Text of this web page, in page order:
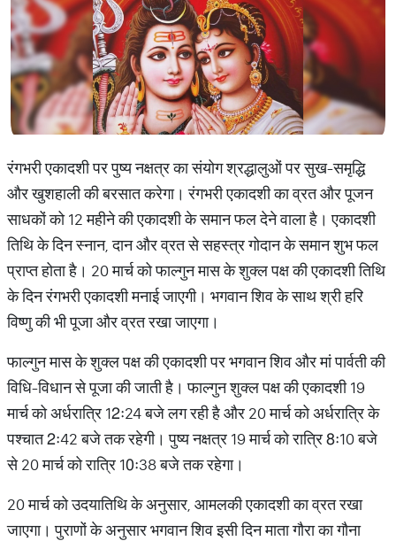
रंगभरी एकादशी पर पुष्य नक्षत्र का संयोग श्रद्धालुओं पर सुख-समृद्धि
और खुशहाली की बरसात करेगा। रंगभरी एकादशी का व्रत और पूजन
साधकों को 12 महीने की एकादशी के समान फल देने वाला है। एकादशी
तिथि के दिन स्नान, दान और व्रत से सहस्त्र गोदान के समान शुभ फल
प्राप्त होता है। 20 मार्च को फाल्गुन मास के शुक्ल पक्ष की एकादशी तिथि
के दिन रंगभरी एकादशी मनाई जाएगी। भगवान शिव के साथ श्री हरि
विष्णु की भी पूजा और व्रत रखा जाएगा।
फाल्गुन मास के शुक्ल पक्ष की एकादशी पर भगवान शिव और मां पार्वती की
विधि-विधान से पूजा की जाती है। फाल्गुन शुक्ल पक्ष की एकादशी 19
मार्च को अर्धरात्रि 12ः24 बजे लग रही है और 20 मार्च को अर्धरात्रि के
पश्चात 2ः42 बजे तक रहेगी। पुष्य नक्षत्र 19 मार्च को रात्रि 8ः10 बजे
से 20 मार्च को रात्रि 10ः38 बजे तक रहेगा।
20 मार्च को उदयातिथि के अनुसार, आमलकी एकादशी का व्रत रखा
जाएगा। पुराणों के अनुसार भगवान शिव इसी दिन माता गौरा का गौना